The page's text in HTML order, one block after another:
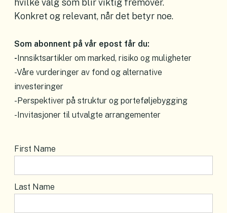
hvilke valg som blir viktig fremover.
Konkret og relevant, når det betyr noe.
Som abonnent på vår epost får du:
-Innsiktsartikler om marked, risiko og muligheter
-Våre vurderinger av fond og alternative
investeringer
-Perspektiver på struktur og porteføljebygging
-Invitasjoner til utvalgte arrangementer
First Name
Last Name